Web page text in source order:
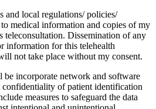
and local regulations/ policies/
medical information and copies of my
teleconsultation. Dissemination of any
information for this telehealth
not take place without my consent.
be incorporate network and software
of patient identification
measures to safeguard the data